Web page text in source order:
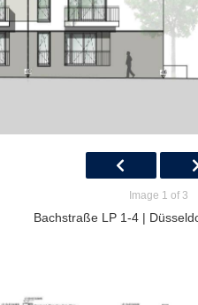
Image 1 of 3
Bachstraße LP 1-4 |